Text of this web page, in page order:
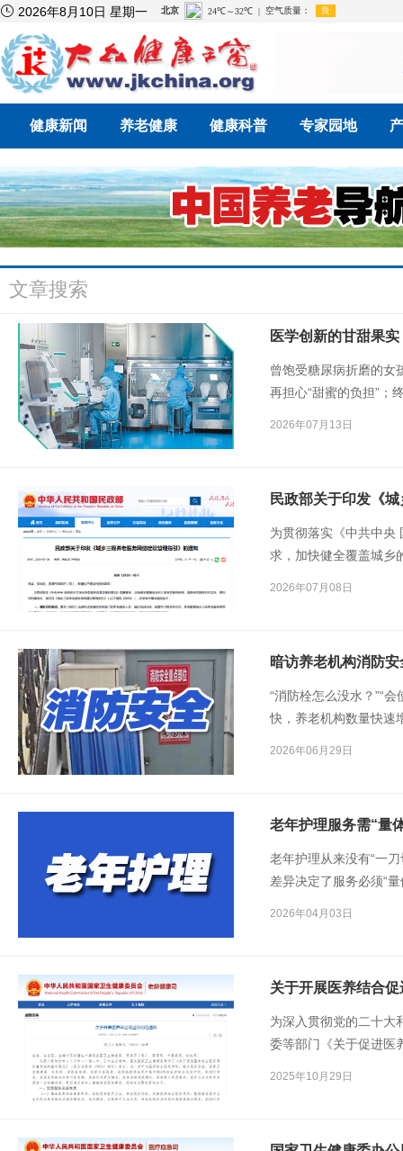
 2026年8月10日 星期一
健康新闻 养老健康 健康科普 专家园地
文章搜索
医学创新的甘甜果实
曾饱受糖尿病折磨的女
再担心“甜蜜的负担”；
2026年07月13日
民政部关于印发《
为贯彻落实《中共中央
求，加快健全覆盖城乡
2026年07月08日
暗访养老机构消防安
“消防栓怎么没水？”“
快，养老机构数量快速
2026年06月29日
老年护理服务需“量
老年护理从来没有“一
差异决定了服务必须“
2026年04月03日
关于开展医养结合
为深入贯彻党的二十大
委等部门《关于促进医
2025年10月29日